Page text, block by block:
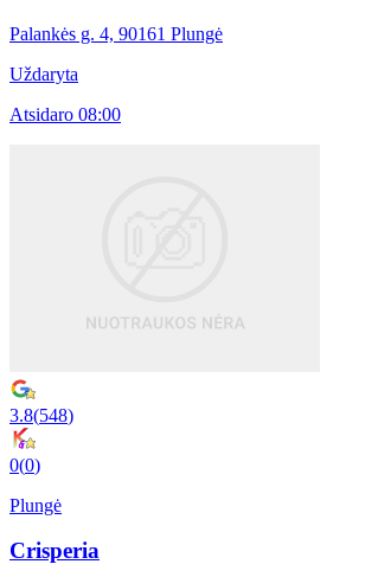
Palankės g. 4, 90161 Plungė
Uždaryta
Atsidaro 08:00
3.8(548)
0(0)
Plungė
Crisperia